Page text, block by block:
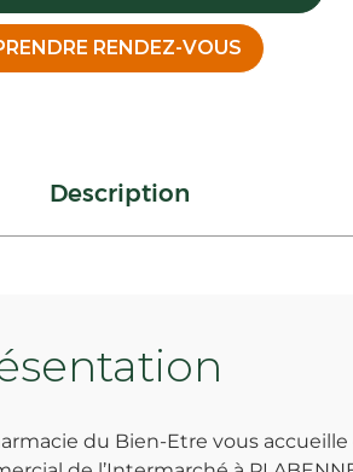
RENDEZ-VOUS
Description
du Bien-Etre vous